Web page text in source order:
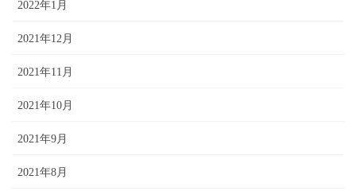
2022年1月
2021年12月
2021年11月
2021年10月
2021年9月
2021年8月